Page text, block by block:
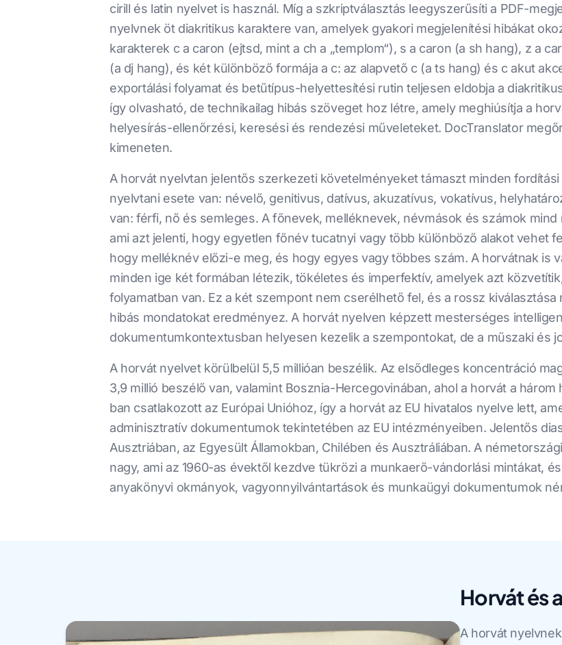
cirill és latin nyelvet is használ. Míg a szkriptválasztás leegyszerűsíti a PDF-
nyelvnek öt diakritikus karaktere van, amelyek gyakori megjelenítési hibákat
karakterek c a caron (ejtsd, mint a ch a „templom“), s a caron (a sh hang), z a
(a dj hang), és két különböző formája a c: az alapvető c (a ts hang) és c akut
exportálási folyamat és betűtípus-helyettesítési rutin teljesen eldobja a
így olvasható, de technikailag hibás szöveget hoz létre, amely meghiúsítja a
helyesírás-ellenőrzési, keresési és rendezési műveleteket. DocTranslator
kimeneten.
A horvát nyelvtan jelentős szerkezeti követelményeket támaszt minden
nyelvtani esete van: névelő, genitivus, datívus, akuzatívus, vokatívus,
van: férfi, nő és semleges. A főnevek, melléknevek, névmások és számok
ami azt jelenti, hogy egyetlen főnév tucatnyi vagy több különböző alakot vehet
hogy melléknév előzi-e meg, és hogy egyes vagy többes szám. A horvátnak is
minden ige két formában létezik, tökéletes és imperfektív, amelyek azt
folyamatban van. Ez a két szempont nem cserélhető fel, és a rossz
hibás mondatokat eredményez. A horvát nyelven képzett mesterséges
dokumentumkontextusban helyesen kezelik a szempontokat, de a műszaki és
A horvát nyelvet körülbelül 5,5 millióan beszélik. Az elsődleges koncentráció
3,9 millió beszélő van, valamint Bosznia-Hercegovinában, ahol a horvát a
ban csatlakozott az Európai Unióhoz, így a horvát az EU hivatalos nyelve lett,
adminisztratív dokumentumok tekintetében az EU intézményeiben. Jelentős
Ausztriában, az Egyesült Államokban, Chilében és Ausztráliában. A
nagy, ami az 1960-as évektől kezdve tükrözi a munkaerő-vándorlási mintákat,
anyakönyvi okmányok, vagyonnyilvántartások és munkaügyi dokumentumok
Horvát és
A horvát